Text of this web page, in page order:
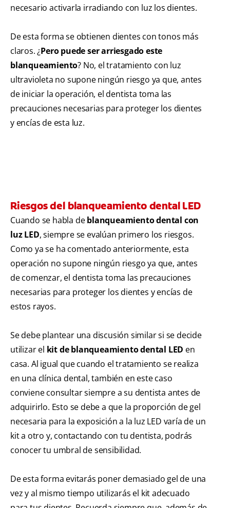
necesario activarla irradiando con luz los dientes.
De esta forma se obtienen dientes con tonos más
claros. ¿Pero puede ser arriesgado este
blanqueamiento? No, el tratamiento con luz
ultravioleta no supone ningún riesgo ya que, antes
de iniciar la operación, el dentista toma las
precauciones necesarias para proteger los dientes
y encías de esta luz.
Riesgos del blanqueamiento dental LED
Cuando se habla deblanqueamiento dental con
luz LED, siempre se evalúan primero los riesgos.
Como ya se ha comentado anteriormente, esta
operación no supone ningún riesgo ya que, antes
de comenzar, el dentista toma las precauciones
necesarias para proteger los dientes y encías de
estos rayos.
Se debe plantear una discusión similar si se decide
utilizar el kit de blanqueamiento dental LED en
casa. Al igual que cuando el tratamiento se realiza
en una clínica dental, también en este caso
conviene consultar siempre a su dentista antes de
adquirirlo. Esto se debe a que la proporción de gel
necesaria para la exposición a la luz LED varía de un
kit a otro y, contactando con tu dentista, podrás
conocer tu umbral de sensibilidad.
De esta forma evitarás poner demasiado gel de una
vez y al mismo tiempo utilizarás el kit adecuado